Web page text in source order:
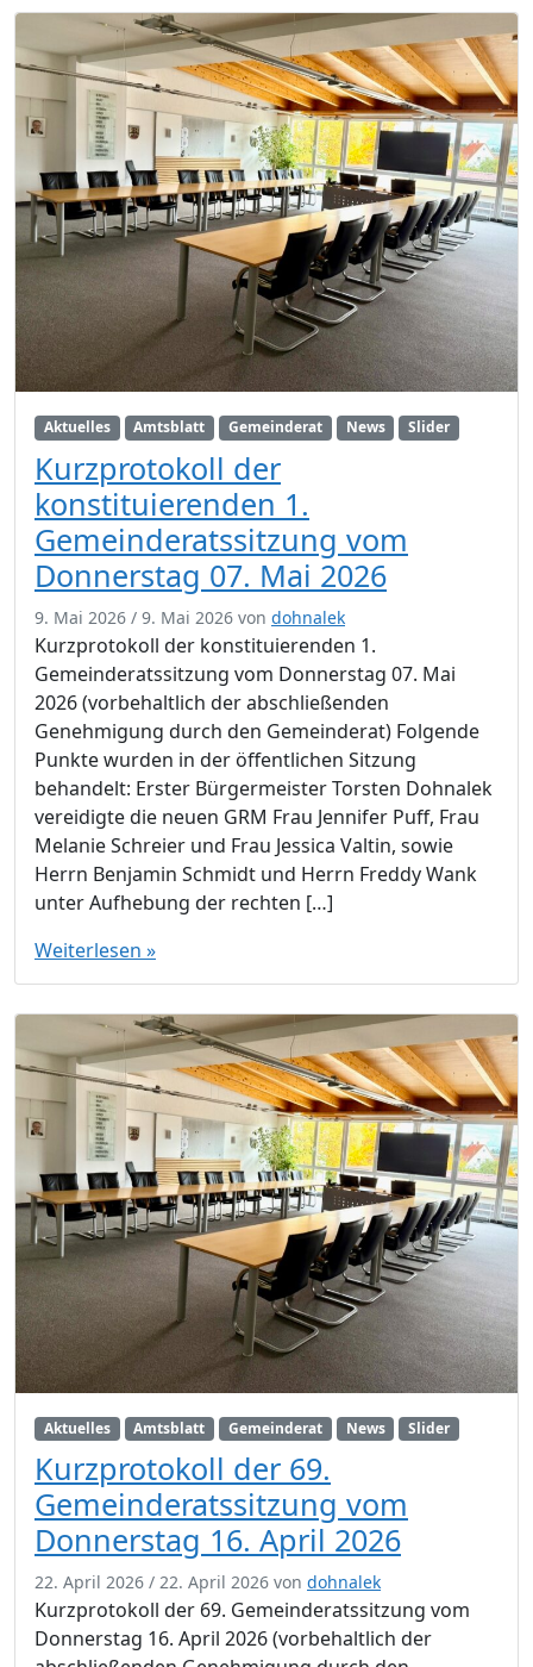
Aktuelles Amtsblatt Gemeinderat News Slider
Kurzprotokoll der
konstituierenden 1.
Gemeinderatssitzung vom
Donnerstag 07. Mai 2026
9. Mai 2026 / 9. Mai 2026 von dohnalek
Kurzprotokoll der konstituierenden 1.
Gemeinderatssitzung vom Donnerstag 07. Mai
2026 (vorbehaltlich der abschließenden
Genehmigung durch den Gemeinderat) Folgende
Punkte wurden in der öffentlichen Sitzung
behandelt: Erster Bürgermeister Torsten Dohnalek
vereidigte die neuen GRM Frau Jennifer Puff, Frau
Melanie Schreier und Frau Jessica Valtin, sowie
Herrn Benjamin Schmidt und Herrn Freddy Wank
unter Aufhebung der rechten […]
Weiterlesen »
Aktuelles Amtsblatt Gemeinderat News Slider
Kurzprotokoll der 69.
Gemeinderatssitzung vom
Donnerstag 16. April 2026
22. April 2026 / 22. April 2026 von dohnalek
Kurzprotokoll der 69. Gemeinderatssitzung vom
Donnerstag 16. April 2026 (vorbehaltlich der